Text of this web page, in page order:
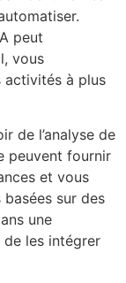
peut
vous
activités à plus
de l’analyse de
peuvent fournir
et vous
sur des
une
les intégrer